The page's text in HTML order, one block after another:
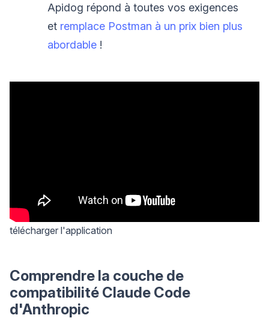
Apidog répond à toutes vos exigences
et remplace Postman à un prix bien plus
abordable !
télécharger l'application
Comprendre la couche de
compatibilité Claude Code
d'Anthropic